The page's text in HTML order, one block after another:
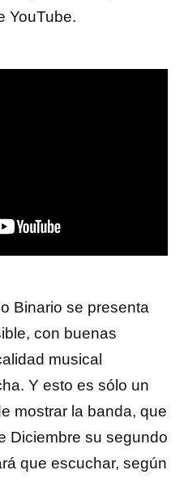
YouTube.
Binario se presenta
con buenas
musical
Y esto es sólo un
mostrar la banda, que
Diciembre su segundo
que escuchar, según